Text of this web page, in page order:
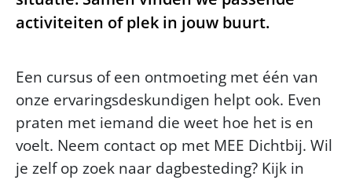
activiteiten of plek in jouw buurt.
Een cursus of een ontmoeting met één van
onze ervaringsdeskundigen helpt ook. Even
praten met iemand die weet hoe het is en
voelt. Neem contact op met MEE Dichtbij. Wil
je zelf op zoek naar dagbesteding? Kijk in